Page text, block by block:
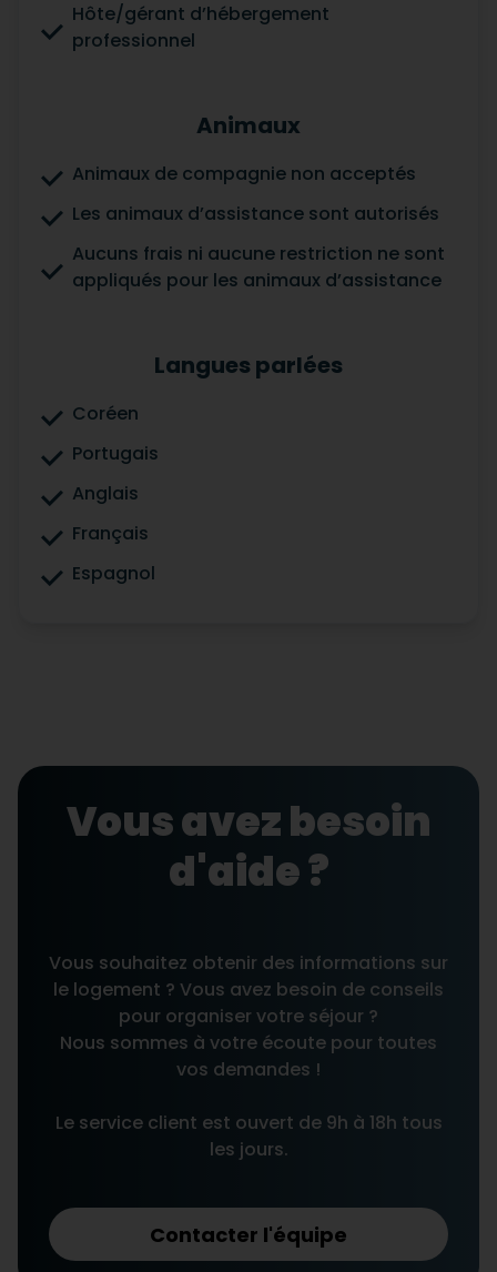
Hôte/gérant d’hébergement
professionnel
Animaux
Animaux de compagnie non acceptés
Les animaux d’assistance sont autorisés
Aucuns frais ni aucune restriction ne sont
appliqués pour les animaux d’assistance
Langues parlées
Coréen
Portugais
Anglais
Français
Espagnol
Vous avez besoin
d'aide ?
Vous souhaitez obtenir des informations sur
le logement ? Vous avez besoin de conseils
pour organiser votre séjour ?
Nous sommes à votre écoute pour toutes
vos demandes !
Le service client est ouvert de 9h à 18h tous
les jours.
Contacter l'équipe